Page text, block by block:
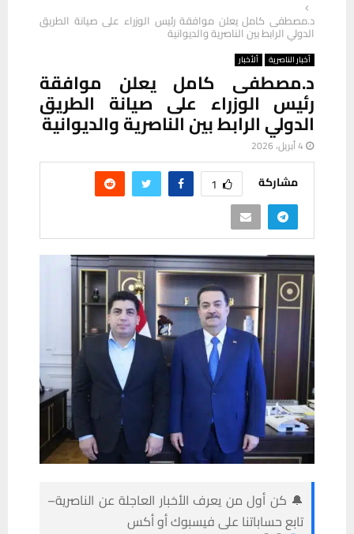
د.مصطفى كامل يعلن موافقة رئيس الوزراء على صيانة الطريق
الدولي الرابط بين الناصرية والديوانية
أخبار الناصرية ألأخبار
د.مصطفى كامل يعلن موافقة
رئيس الوزراء على صيانة الطريق
الدولي الرابط بين الناصرية والديوانية
4 أبريل، 2026
مشاركة 1
🔔 كن أول من يعرف الأخبار العاجلة عن الناصرية–
تابع حساباتنا على فيسبوك أو أكس